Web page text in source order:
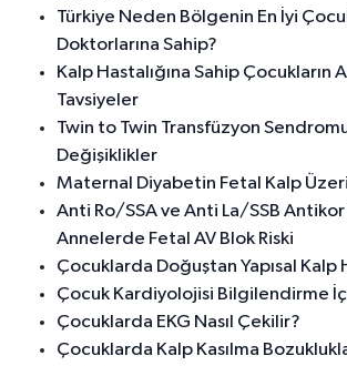
Türkiye Neden Bölgenin En İyi
Doktorlarına Sahip?
Kalp Hastalığına Sahip Çocukların
Tavsiyeler
Twin to Twin Transfüzyon
Değişiklikler
Maternal Diyabetin Fetal Kalp
Anti Ro/SSA ve Anti La/SSB
Annelerde Fetal AV Blok Riski
Çocuklarda Doğuştan Yapısal Kalp
Çocuk Kardiyolojisi Bilgilendirme
Çocuklarda EKG Nasıl Çekilir?
Çocuklarda Kalp Kasılma